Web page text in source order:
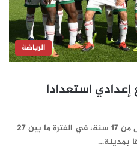
الرياضة
استعدادا
دخل المنتخب الوطني المغربي لأقل من 17 سنة، في الفترة ما بين 27